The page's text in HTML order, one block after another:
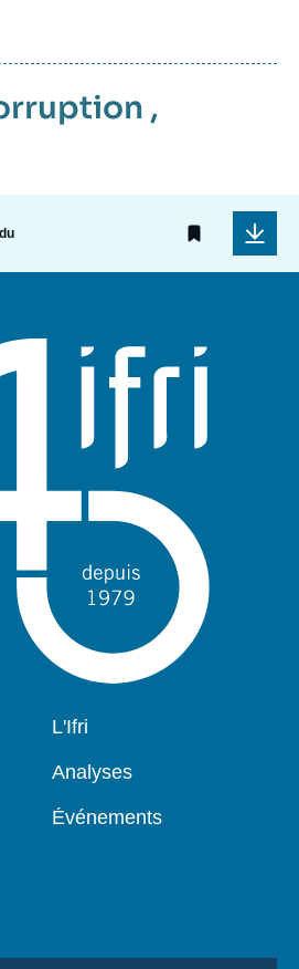
,
Navigation
L'Ifri
Analyses
Événements